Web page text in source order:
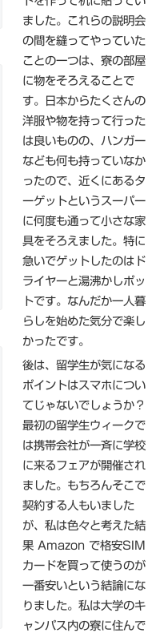
ました。これらの説明会
の間を縫ってやっていた
ことの一つは、寮の部屋
に物をそろえることで
す。日本からたくさんの
洋服や物を持って行った
は良いものの、ハンガー
なども何も持っていなか
ったので、近くにあるタ
ーゲットというスーパー
に何度も通って小さな家
具をそろえました。特に
急いでゲットしたのはド
ライヤーと湯沸かしポッ
トです。なんだか一人暮
らしを始めた気分で楽し
かったです。
後は、留学生が気になる
ポイントはスマホについ
てじゃないでしょうか？
最初の留学生ウィークで
は携帯会社が一斉に学校
に来るフェアが開催され
ました。もちろんそこで
契約する人もいました
が、私は色々と考えた結
果 Amazon で格安SIM
カードを買って使うのが
一番安いという結論にな
りました。私は大学のキ
ャンパス内の寮に住んで